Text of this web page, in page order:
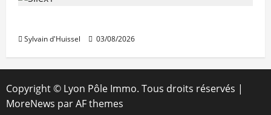
Sylvain d'Huissel 03/08/2026
Copyright © Lyon Pôle Immo. Tous droits réservés |
MoreNews par AF themes